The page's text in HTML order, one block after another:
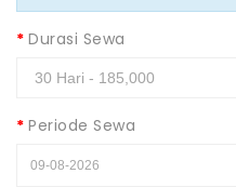
Durasi Sewa
Periode Sewa